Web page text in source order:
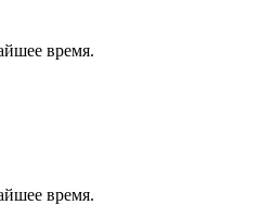
время.
время.